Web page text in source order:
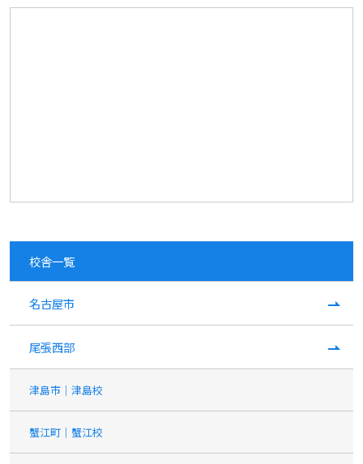
校舎一覧
名古屋市
尾張西部
津島市｜津島校
蟹江町｜蟹江校